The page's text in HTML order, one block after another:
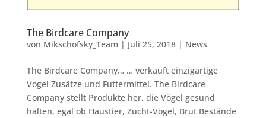
The Birdcare Company
von Mikschofsky_Team | Juli 25, 2018| News
The Birdcare Company… … verkauft einzigartige
Vogel Zusätze und Futtermittel. The Birdcare
Company stellt Produkte her, die Vögel gesund
halten, egal ob Haustier, Zucht-Vögel, Brut Bestände